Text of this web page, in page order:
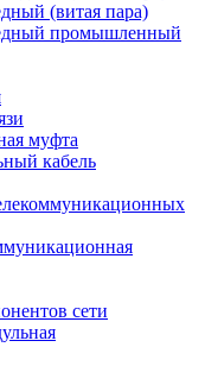
(витая пара)
промышленный
муфта
кабель
сети